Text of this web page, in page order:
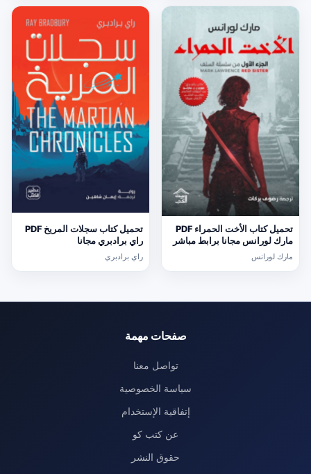
تحميل كتاب الأخت الحمراء PDF
مارك لورانس مجانا برابط مباشر
مارك لورانس
تحميل كتاب سجلات المريخ PDF
راي برادبري مجانا
راي برادبري
صفحات مهمة
تواصل معنا
سياسة الخصوصية
إتفاقية الإستخدام
عن كتب كو
حقوق النشر